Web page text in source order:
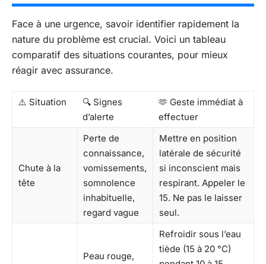
Face à une urgence, savoir identifier rapidement la
nature du problème est crucial. Voici un tableau
comparatif des situations courantes, pour mieux
réagir avec assurance.
⚠️ Situation
🔍 Signes
d’alerte
🫶 Geste immédiat à
effectuer
Chute à la
tête
Perte de
connaissance,
vomissements,
somnolence
inhabituelle,
regard vague
Mettre en position
latérale de sécurité
si inconscient mais
respirant. Appeler le
15. Ne pas le laisser
seul.
Peau rouge,
Refroidir sous l’eau
tiède (15 à 20 °C)